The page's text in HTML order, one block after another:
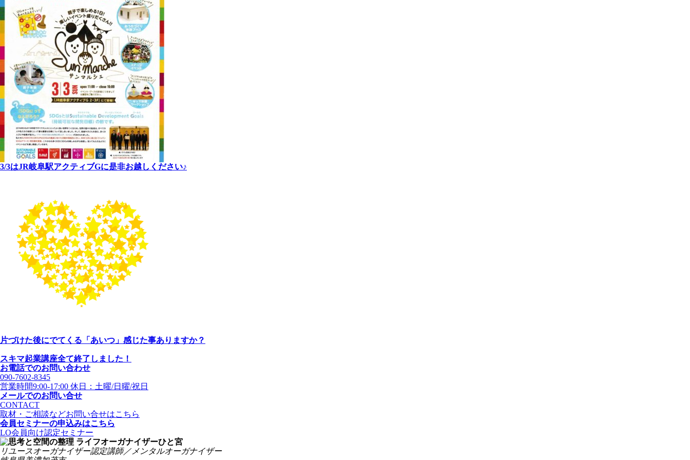
3/3はJR岐阜駅アクティブGに是非お越しください♪
片づけた後にでてくる「あいつ」感じた事ありますか？
スキマ起業講座全て終了しました！
お電話でのお問い合わせ
090-7602-8345
営業時間9:00-17:00 休日：土曜/日曜/祝日
メールでのお問い合せ
CONTACT
取材・ご相談などお問い合せはこちら
会員セミナーの申込みはこちら
LO会員向け認定セミナー
リユースオーガナイザー認定講師／メンタルオーガナイザー